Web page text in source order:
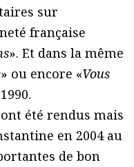
sur
française
». Et dans la même
» ou encore «Vous
été rendus mais
en 2004 au
de bon